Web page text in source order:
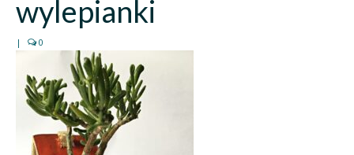
wylepianki
| 0